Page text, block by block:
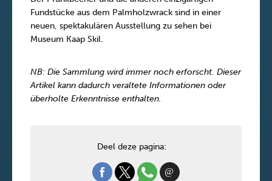
Fundstücke aus dem Palmholzwrack sind in einer
neuen, spektakulären Ausstellung zu sehen bei
Museum Kaap Skil.
NB: Die Sammlung wird immer noch erforscht. Dieser
Artikel kann dadurch veraltete Informationen oder
überholte Erkenntnisse enthalten.
Deel deze pagina: